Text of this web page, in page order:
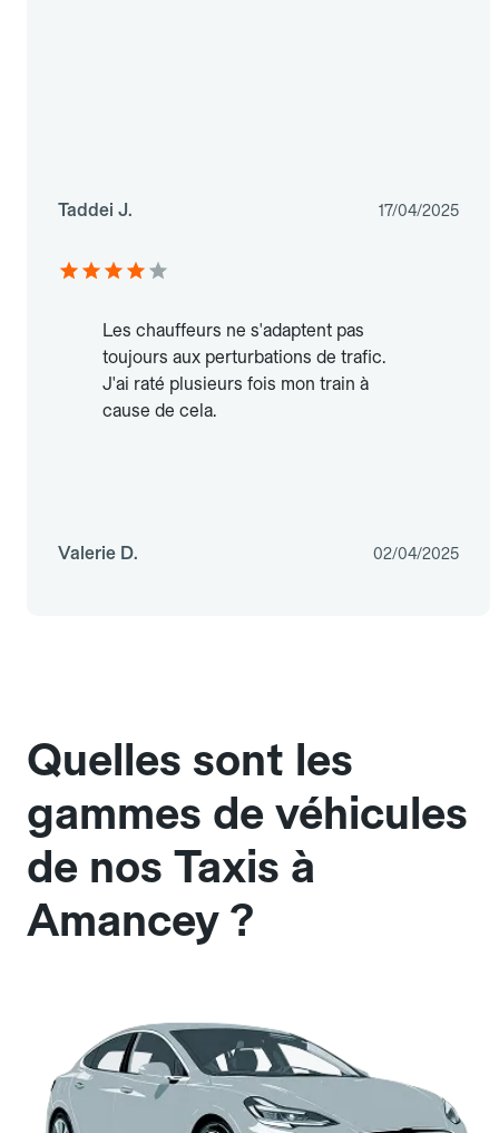
Taddei J. 17/04/2025
Les chauffeurs ne s'adaptent pas
toujours aux perturbations de trafic.
J'ai raté plusieurs fois mon train à
cause de cela.
Valerie D. 02/04/2025
Quelles sont les
gammes de véhicules
de nos Taxis à
Amancey ?